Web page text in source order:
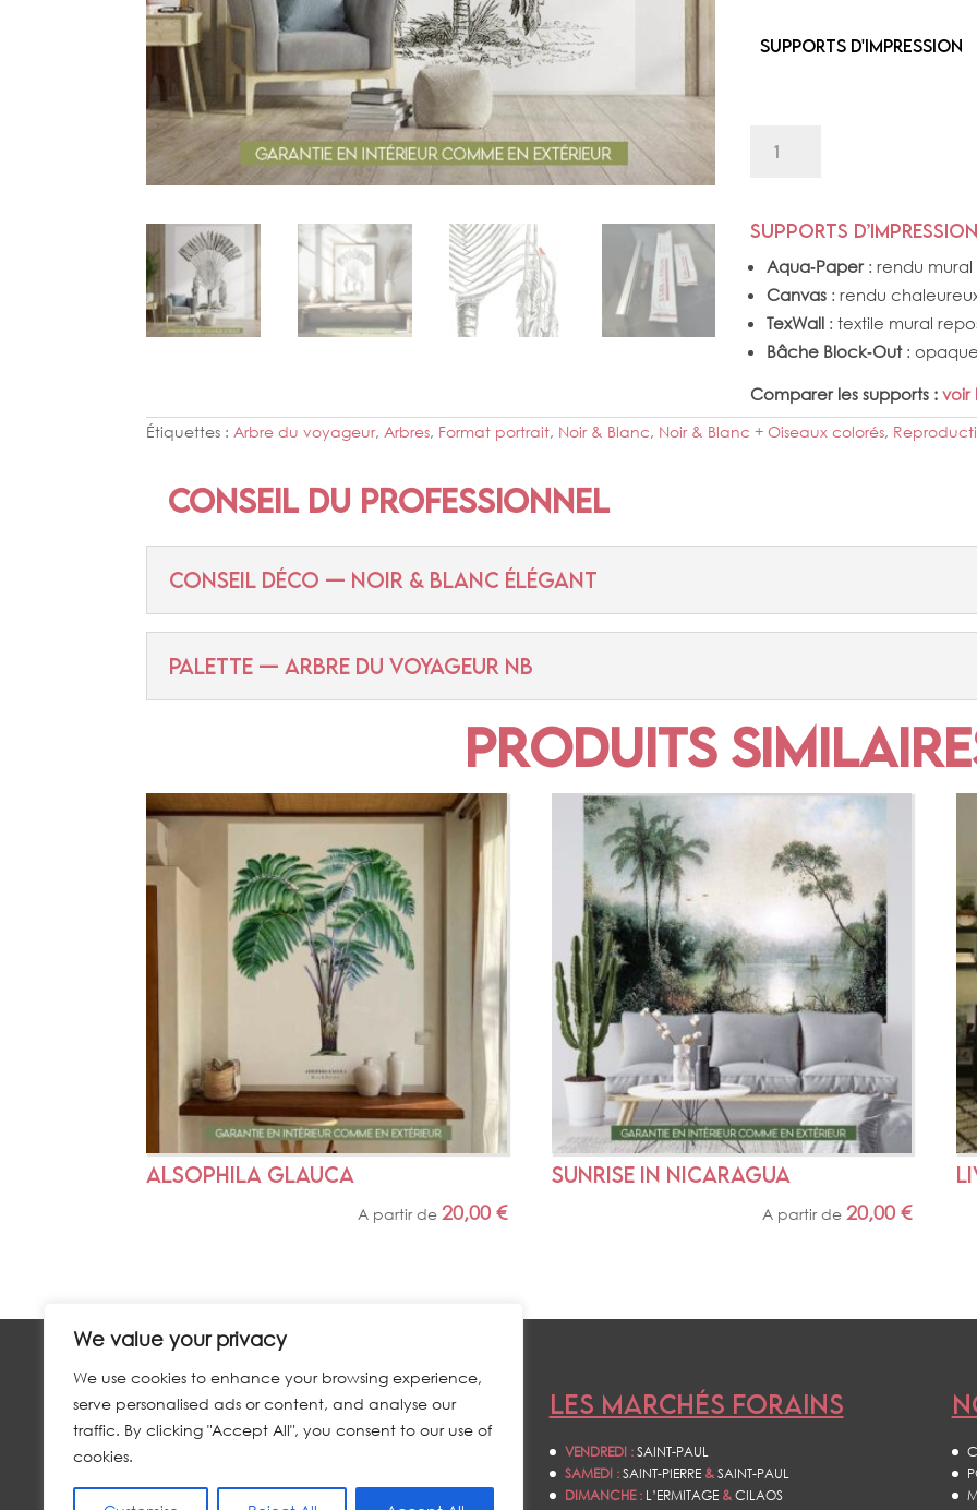
We value your privacy
We use cookies to enhance your browsing experience,
serve personalised ads or content, and analyse our
traffic. By clicking "Accept All", you consent to our use of
cookies.
Supports d'impression
NB
Supports
Aqua‑Paper: rendu mural
Canvas : rendu
TexWall : textile mural
Bâche Block‑Out:
Comparer les supports : voir
Étiquettes : Arbre du voyageur, Arbres, Format portrait, Noir & Blanc, Noir & Blanc + Oiseaux colorés,
Conseil du professionnel
CONSEIL DÉCO — NOIR & BLANC ÉLÉGANT
PALETTE — ARBRE DU VOYAGEUR NB
Produits
ALSOPHILA GLAUCA
A partir de20,00€
SUNRISE IN NICARAGUA
A partir de20,00€
NOUS CONTACTER
RÉSEAUX SOCIAUX :FACEBOOK
LES MARCHÉS FORAINS
VENDREDI : SAINT-PAUL
SAMEDI :SAINT-PIERRE&SAINT-PAUL
DIMANCHE : L’ERMITAGE &CILAOS